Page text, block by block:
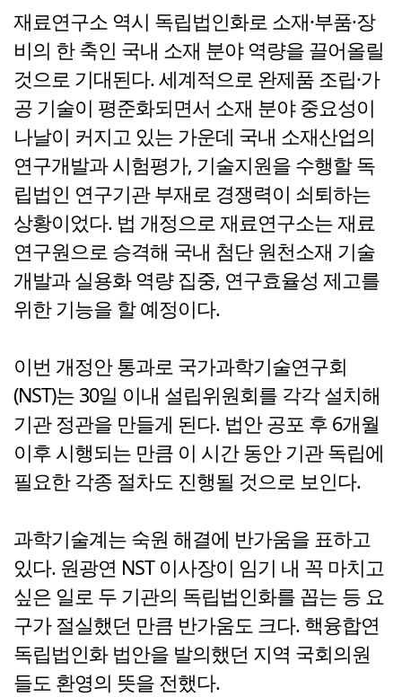
재료연구소 역시 독립법인화로 소재·부품·장
비의 한 축인 국내 소재 분야 역량을 끌어올릴
것으로 기대된다. 세계적으로 완제품 조립·가
공 기술이 평준화되면서 소재 분야 중요성이
나날이 커지고 있는 가운데 국내 소재산업의
연구개발과 시험평가, 기술지원을 수행할 독
립법인 연구기관 부재로 경쟁력이 쇠퇴하는
상황이었다. 법 개정으로 재료연구소는 재료
연구원으로 승격해 국내 첨단 원천소재 기술
개발과 실용화 역량 집중, 연구효율성 제고를
위한 기능을 할 예정이다.
이번 개정안 통과로 국가과학기술연구회
(NST)는 30일 이내 설립위원회를 각각 설치해
기관 정관을 만들게 된다. 법안 공포 후 6개월
이후 시행되는 만큼 이 시간 동안 기관 독립에
필요한 각종 절차도 진행될 것으로 보인다.
과학기술계는 숙원 해결에 반가움을 표하고
있다. 원광연 NST 이사장이 임기 내 꼭 마치고
싶은 일로 두 기관의 독립법인화를 꼽는 등 요
구가 절실했던 만큼 반가움도 크다. 핵융합연
독립법인화 법안을 발의했던 지역 국회의원
들도 환영의 뜻을 전했다.